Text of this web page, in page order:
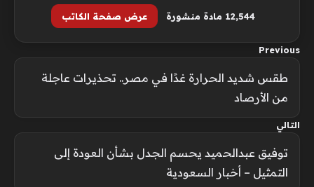
12٬544 مادة منشورة عرض صفحة الكاتب
Previous
طقس شديد الحرارة غدًا في مصر.. تحذيرات عاجلة
من الأرصاد
التالي
توفيق عبدالحميد يحسم الجدل بشأن العودة إلى
التمثيل – أخبار السعودية